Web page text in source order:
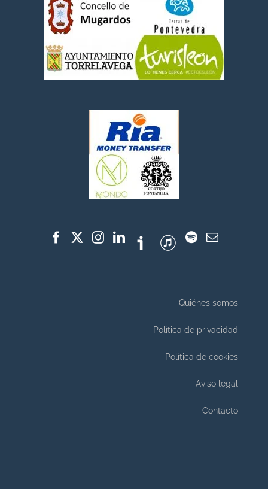
Quiénes somos
Política de privacidad
Política de cookies
Aviso legal
Contacto